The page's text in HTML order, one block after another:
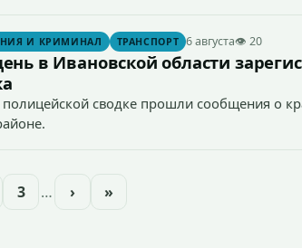
14:00 часов на проезжей части в
И КРИМИНАЛ ТРАНСПОРТ 6 августа👁 20
в Ивановской области
полицейской сводке прошли сообщения о
3 … › »